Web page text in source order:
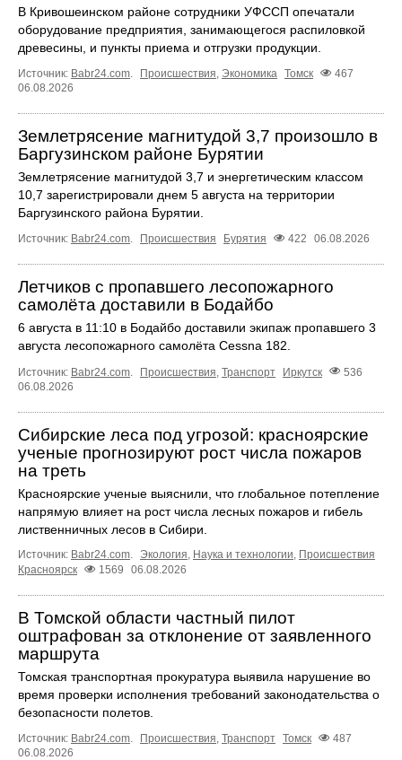
В Кривошеинском районе сотрудники УФССП опечатали
оборудование предприятия, занимающегося распиловкой
древесины, и пункты приема и отгрузки продукции.
Источник: Babr24.com. Происшествия, Экономика Томск
467
06.08.2026
Землетрясение магнитудой 3,7 произошло в
Баргузинском районе Бурятии
Землетрясение магнитудой 3,7 и энергетическим классом
10,7 зарегистрировали днем 5 августа на территории
Баргузинского района Бурятии.
Источник: Babr24.com. Происшествия Бурятия 422 06.08.2026
Летчиков с пропавшего лесопожарного
самолёта доставили в Бодайбо
6 августа в 11:10 в Бодайбо доставили экипаж пропавшего 3
августа лесопожарного самолёта Cessna 182.
Источник: Babr24.com Происшествия Транспорт Иркутск
536
06.08.2026
Сибирские леса под угрозой: красноярские
ученые прогнозируют рост числа пожаров
на треть
Красноярские ученые выяснили, что глобальное потепление
напрямую влияет на рост числа лесных пожаров и гибель
лиственничных лесов в Сибири.
Источник: Babr24.com Экология Наука и технологии Происшествия
Красноярск
1569 06.08.2026
В Томской области частный пилот
оштрафован за отклонение от заявленного
маршрута
Томская транспортная прокуратура выявила нарушение во
время проверки исполнения требований законодательства о
безопасности полетов.
Источник: Babr24.com. Происшествия, Транспорт Томск
487
06.08.2026